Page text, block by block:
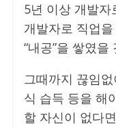
5년 이상 개발
개발자로 직업
“내공”을 쌓였을
그때까지 끊임
식 습득 등을 해
할 자신이 없다